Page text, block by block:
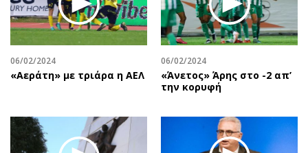
06/02/2024
«Αεράτη» με τριάρα η ΑΕΛ
06/02/2024
«Άνετος» Άρης στο -2 απ’
την κορυφή